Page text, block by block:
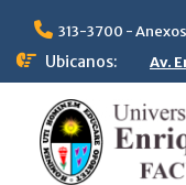
313-3700 -
Ubicanos: Av.